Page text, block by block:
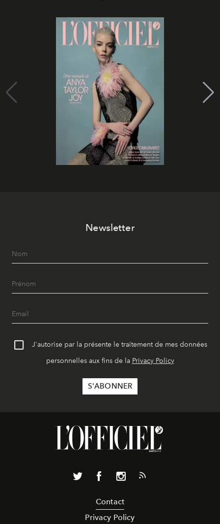
Newsletter
J'autorise par la présente le traitement de mes données
personnelles aux fins de la Privacy Policy
Contact
Privacy Policy